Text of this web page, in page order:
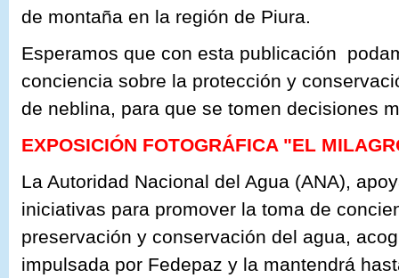
de montaña en la región de Piura.
Esperamos que con esta publicación
conciencia sobre la protección y
de neblina, para que se tomen decisiones
EXPOSICIÓN FOTOGRÁFICA "EL
La Autoridad Nacional del Agua (ANA),
iniciativas para promover la toma de
preservación y conservación del agua,
impulsada por Fedepaz y la mantendrá